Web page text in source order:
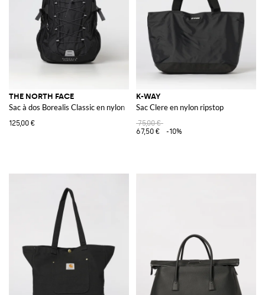
THE NORTH FACE
Sac à dos Borealis Classic en nylon
125,00 €
K-WAY
Sac Clere en nylon ripstop
75,00 €
67,50 €
-10%